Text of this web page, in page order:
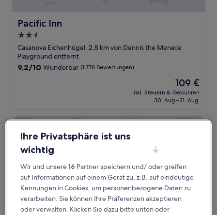
Pacific Inn
Pacific Inn
2.5-
Sterne-
Unterkunft
Casanova Eichenhügel, 2,8 km von Dennis the Menace
Playground entfernt
9.2
9,2/10 Wunderbar (1.778 Bewertungen)
Der
Preis
beträgt
109 €
inkl. Steuern & Gebühren
30. Aug.–31. Aug.
Stage Coach Lodge
Ihre Privatsphäre ist uns
wichtig
Wir und unsere16 Partner speichern und/ oder greifen
auf Informationen auf einem Gerät zu, z.B. auf eindeutige
Kennungen in Cookies, um personenbezogene Daten zu
verarbeiten. Sie können Ihre Präferenzen akzeptieren
oder verwalten. Klicken Sie dazu bitte unten oder